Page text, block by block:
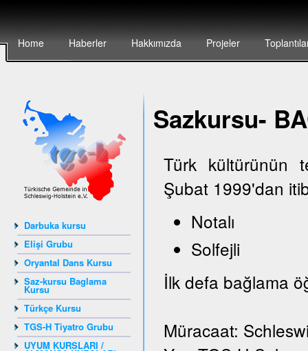
Home Haberler Hakkımızda Projeler
Darbuka kursu
Elişi Grubu
Oryantal Dans Kursu
Saz-kursu Baglama
Kursu
Türkçe Kursu
TGS-H Tiyatro Grubu
UYUM KURSLARI /
Sazkursu-
Türk kültürünün
Şubat 1999'dan
Notalı
Solfejli
İlk defa bağlama
Müracaat: